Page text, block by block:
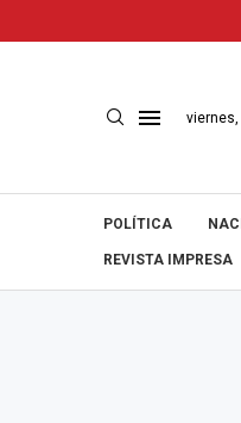
POLÍTICA
REVISTA IMPRESA